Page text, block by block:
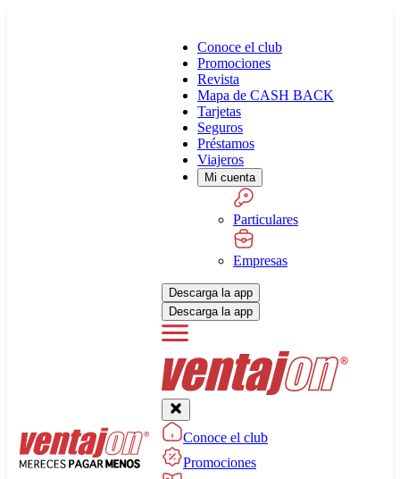
Conoce el club
Promociones
Revista
Mapa de CASH BACK
Tarjetas
Seguros
Préstamos
Viajeros
Mi cuenta
Particulares
Empresas
Descarga la app
Descarga la app
Conoce el club
Promociones